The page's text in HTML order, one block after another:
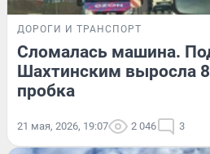
ДОРОГИ И ТРАНСПОРТ
Сломалась машина.
Шахтинским выросла
пробка
21 мая, 2026, 19:07 2 046 3